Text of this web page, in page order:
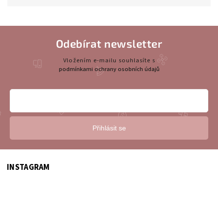
INSTAGRAM
Odebírat newsletter
Vložením e-mailu souhlasíte s
podmínkami ochrany osobních údajů
Přihlásit se